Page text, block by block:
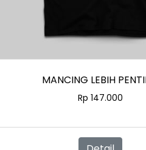
MANCING LEBIH
Rp 147.000